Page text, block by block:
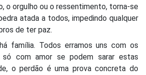
o orgulho ou o ressentimento, torna-se
atada a todos, impedindo qualquer
de ter paz.
família. Todos erramos uns com os
com amor se podem sarar estas
o perdão é uma prova concreta do